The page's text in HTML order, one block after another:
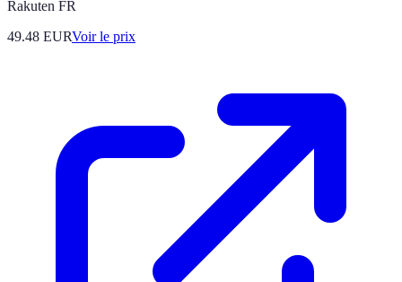
Rakuten FR
49.48 EURVoir le prix